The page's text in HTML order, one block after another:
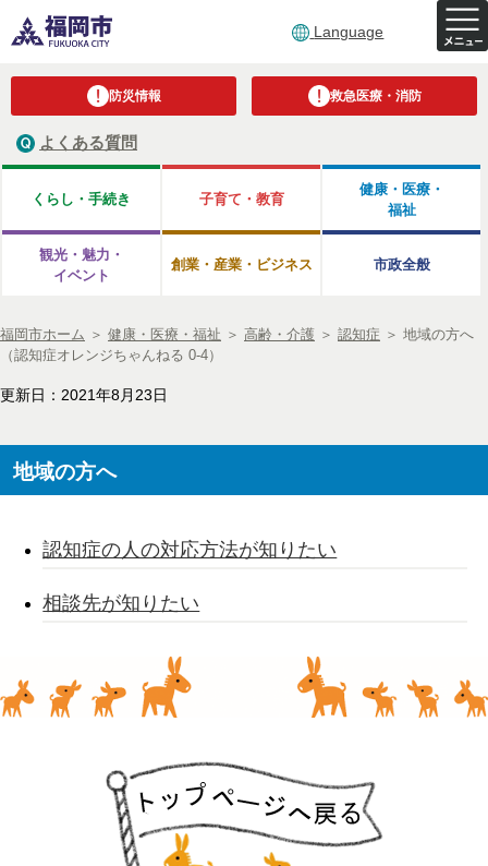
Language
防災情報 救急医療・消防
よくある質問
くらし・手続き 子育て・教育
健康・医療・
福祉
観光・魅力・
イベント
創業・産業・ビジネス 市政全般
福岡市ホーム ＞ 健康・医療・福祉 ＞ 高齢・介護 ＞ 認知症 ＞ 地域の方へ
（認知症オレンジちゃんねる 0-4）
更新日：2021年8月23日
地域の方へ
認知症の人の対応方法が知りたい
相談先が知りたい